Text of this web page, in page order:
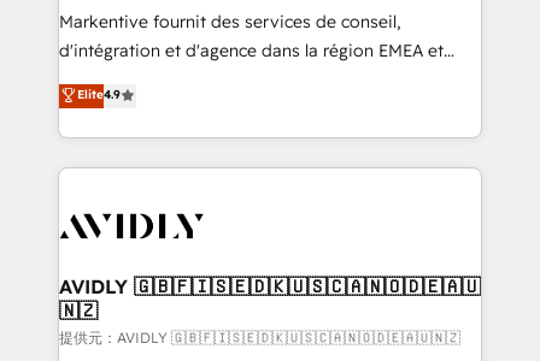
Build high-performing websites with UX, messaging,
& conversion strategy that drive results. 🤖AI
AI, & maximize AEO with tailored AI services. 🧩
Integrations: Extend HubSpot with custom
Markentive fournit des services de conseil,
d'intégration et d'agence dans la région EMEA et
North America. Avec plus de 115 experts en
marketing automation, Growth, Revops, CRM et
webdesign. Markentive is both a consulting firm, a
digital agency and an integrator. With over 115
CRM and webdesign (We focus on EMEA - USA
Elite4.9
AVIDLY 🇬🇧🇫🇮🇸🇪🇩🇰🇺🇸🇨🇦🇳🇴🇩🇪🇦🇺
🇳🇿
提供元：AVIDLY 🇬🇧🇫🇮🇸🇪🇩🇰🇺🇸🇨🇦🇳🇴🇩🇪🇦🇺🇳🇿